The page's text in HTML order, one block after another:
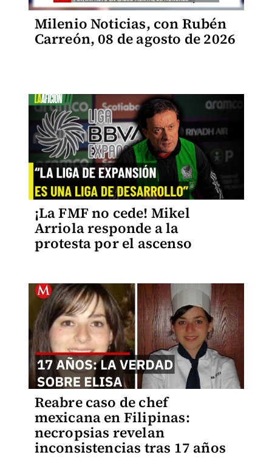
Milenio Noticias, con Rubén
Carreón, 08 de agosto de 2026
¡La FMF no cede! Mikel
Arriola responde a la
protesta por el ascenso
Reabre caso de chef
mexicana en Filipinas:
necropsias revelan
inconsistencias tras 17 años